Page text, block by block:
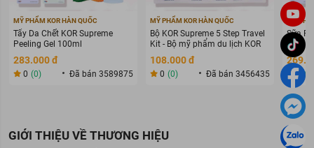
MỸ PHẨM KOR HÀN QUỐC
Tẩy Da Chết KOR Supreme
Peeling Gel 100ml
283.000 đ
0 (0) Đã bán 3589875
MỸ PHẨM KOR HÀN QUỐC
Bộ KOR Supreme 5 Step Travel
Kit - Bộ mỹ phẩm du lịch KOR
108.000 đ
0 (0) Đã bán 3456435
MỸ
Sữa
Deep
0 (0)
GIỚI THIỆU VỀ THƯƠNG HIỆU